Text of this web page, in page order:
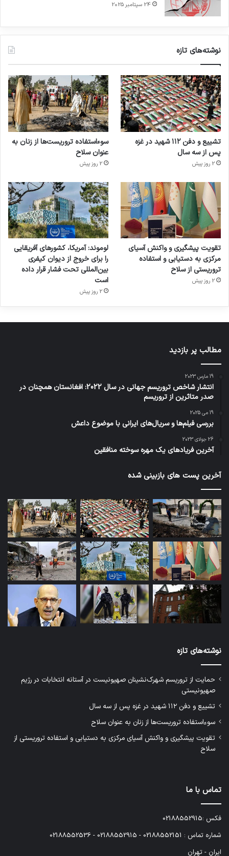
24 سپتامبر 2025
نوشته‌های تازه
تشییع و دفن ۱۱۲ شهید در غزه
پس از سه سال
2 روز پیش
سوءاستفاده تروریست‌ها از زنان به
عنوان سلاح
2 روز پیش
تقویت پیشگیری و واکنش آسیای
مرکزی به دستیابی و استفاده
تروریستی از سلاح
2 روز پیش
لوموند: آمریکا، کشورهای آفریقایی
را برای خروج از دیوان کیفری
بین‌المللی تحت فشار قرار داده
است
2 روز پیش
مطالب پر بازدید
19 مارس 2023
انتشار شاخص تروریسم جهانی در سال 2022: افغانستان همچنان در
صدر متاثرین از تروریسم
19 می 2025
بررسی فیلم‌ها و سریال‌های ایرانی با موضوع داعش
26 جولای 2023
آخرین فریادهای یک مهره سوخته منافقین
آخرین پست های بازبینی شده
نوشته‌های تازه
حمایت از تروریسم شهرک‌نشینان صهیونیست در آستانه انتخابات در رژیم
صهیونیستی
تشییع و دفن ۱۱۲ شهید در غزه پس از سه سال
سوءاستفاده تروریست‌ها از زنان به عنوان سلاح
تقویت پیشگیری و واکنش آسیای مرکزی به دستیابی و استفاده تروریستی از
سلاح
تماس با ما
فکس :02188552915
شماره تماس : 02188552151 - 02188552915 - 02188552536
ایران - تهران